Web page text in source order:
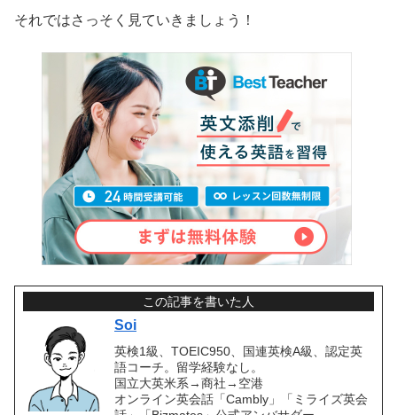
それではさっそく見ていきましょう！
この記事を書いた人
Soi
英検1級、TOEIC950、国連英検A級、認定英
語コーチ。留学経験なし。
国立大英米系→商社→空港
オンライン英会話「Cambly」「ミライズ英会